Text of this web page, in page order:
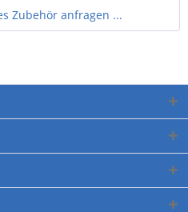
Zubehör anfragen ...